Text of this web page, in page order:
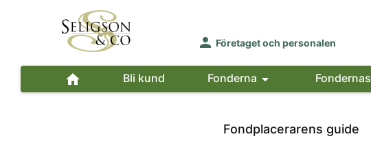
 Företaget och personalen
 Bli kund Fonderna 
Fondplacerarens guide